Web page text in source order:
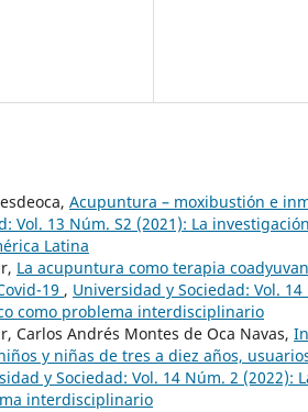
Acupuntura – moxibustión e
Vol. 13 Núm. S2 (2021): La
Latina
La acupuntura como terapia
19 , Universidad y Sociedad: Vol. 14
como problema interdisciplinario
Carlos Andrés Montes de Oca Navas,
y niñas de tres a diez años,
y Sociedad: Vol. 14 Núm. 2 (2022):
interdisciplinario